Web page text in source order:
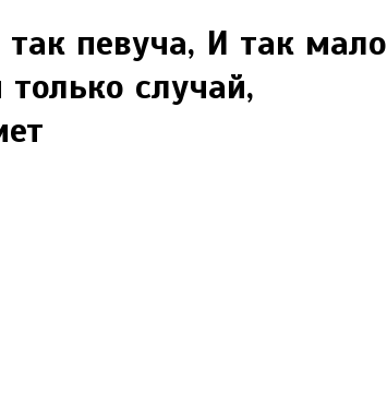
певуча, И так мало
случай,